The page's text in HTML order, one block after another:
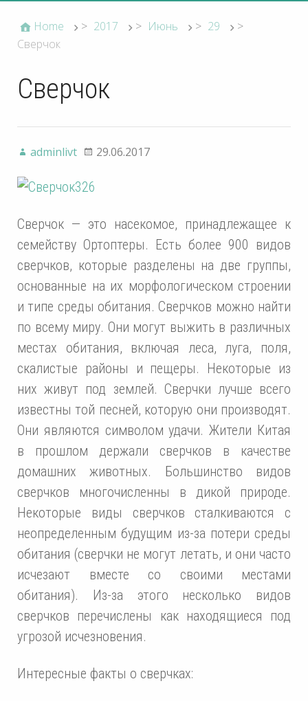
Home > 2017 > Июнь > 29
>
Сверчок
Сверчок
adminlivt 29.06.2017
Сверчок — это насекомое, принадлежащее к
семейству Ортоптеры. Есть более 900 видов
сверчков, которые разделены на две группы,
основанные на их морфологическом строении
и типе среды обитания. Сверчков можно найти
по всему миру. Они могут выжить в различных
местах обитания, включая леса, луга, поля,
скалистые районы и пещеры. Некоторые из
них живут под землей. Сверчки лучше всего
известны той песней, которую они производят.
Они являются символом удачи. Жители Китая
в прошлом держали сверчков в качестве
домашних животных. Большинство видов
сверчков многочисленны в дикой природе.
Некоторые виды сверчков сталкиваются с
неопределенным будущим из-за потери среды
обитания (сверчки не могут летать, и они часто
исчезают вместе со своими местами
обитания). Из-за этого несколько видов
сверчков перечислены как находящиеся под
угрозой исчезновения.
Интересные факты о сверчках: